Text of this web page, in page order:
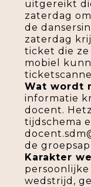
uitgereikt
zaterdag
de
zaterdag
ticket die
mobiel
Wat wordt
informatie
docent.
tijdschema
de
Karakter
wedstrijd,